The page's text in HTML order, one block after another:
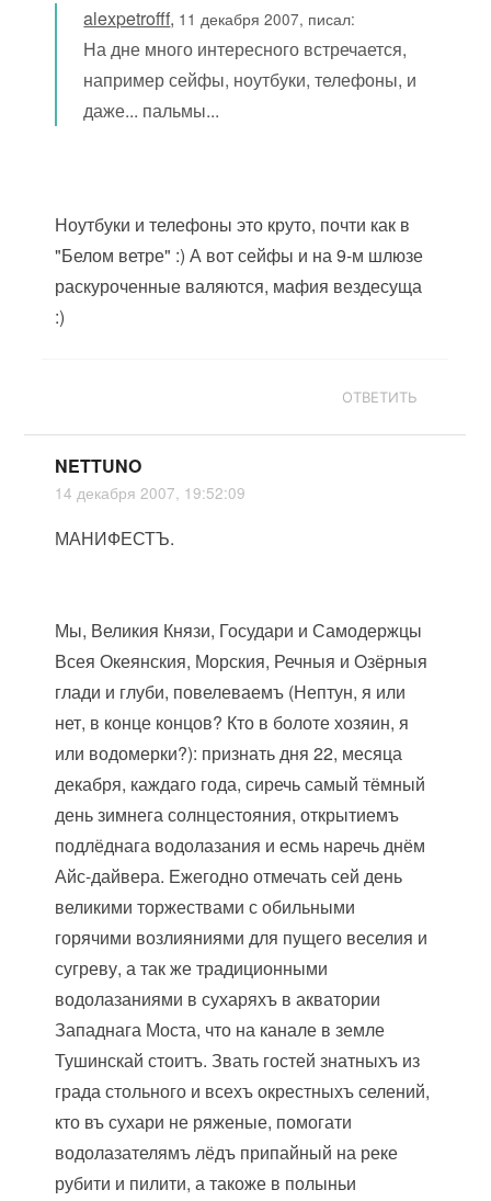
alexpetrofff, 11 декабря 2007, писал:
На дне много интересного встречается,
например сейфы, ноутбуки, телефоны, и
даже... пальмы...
Ноутбуки и телефоны это круто, почти как в
"Белом ветре" :) А вот сейфы и на 9-м шлюзе
раскуроченные валяются, мафия вездесуща
:)
ОТВЕТИТЬ
NETTUNO
14 декабря 2007, 19:52:09
МАНИФЕСТЪ.
Мы, Великия Князи, Государи и Самодержцы
Всея Океянския, Морския, Речныя и Озёрныя
глади и глуби, повелеваемъ (Нептун, я или
нет, в конце концов? Кто в болоте хозяин, я
или водомерки?): признать дня 22, месяца
декабря, каждаго года, сиречь самый тёмный
день зимнега солнцестояния, открытиемъ
подлёднага водолазания и есмь наречь днём
Айс-дайвера. Ежегодно отмечать сей день
великими торжествами с обильными
горячими возлияниями для пущего веселия и
сугреву, а так же традиционными
водолазаниями в сухаряхъ в акватории
Западнага Моста, что на канале в земле
Тушинскай стоитъ. Звать гостей знатныхъ из
града стольного и всехъ окрестныхъ селений,
кто въ сухари не ряженые, помогати
водолазателямъ лёдъ припайный на реке
рубити и пилити, а такоже в полыньи